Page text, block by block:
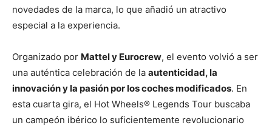
novedades de la marca, lo que añadió un atractivo
especial a la experiencia.
Organizado por Mattel y Eurocrew, el evento volvió a ser
una auténtica celebración de la autenticidad, la
innovación y la pasión por los coches modificados. En
esta cuarta gira, el Hot Wheels® Legends Tour buscaba
un campeón ibérico lo suficientemente revolucionario